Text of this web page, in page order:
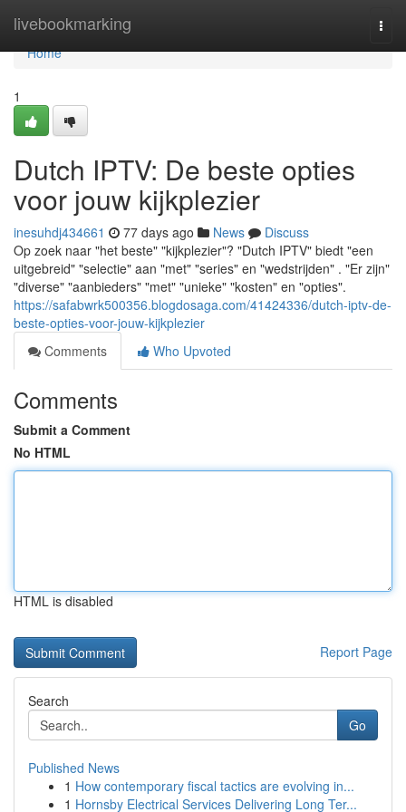
livebookmarking
Home
Home
1
Dutch IPTV: De beste opties
voor jouw kijkplezier
inesuhdj434661 77 days ago News
Discuss
Op zoek naar "het beste" "kijkplezier"? "Dutch IPTV" biedt "een
uitgebreid" "selectie" aan "met" "series" en "wedstrijden" . "Er zijn"
"diverse" "aanbieders" "met" "unieke" "kosten" en "opties".
https://safabwrk500356.blogdosaga.com/41424336/dutch-iptv-de-
beste-opties-voor-jouw-kijkplezier
Comments
Who Upvoted
Comments
Submit a Comment
No HTML
HTML is disabled
Report Page
Search
Go
Published News
1 How contemporary fiscal tactics are evolving in...
1 Hornsby Electrical Services Delivering Long Ter...